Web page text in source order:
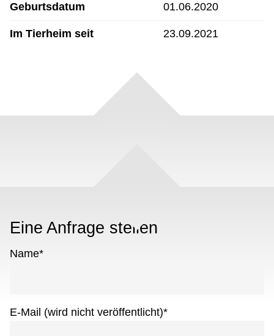
Geburtsdatum 01.06.2020
Im Tierheim seit 23.09.2021
Eine Anfrage stellen
Name*
E-Mail (wird nicht veröffentlicht)*